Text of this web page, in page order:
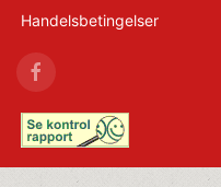
Handelsbetingelser